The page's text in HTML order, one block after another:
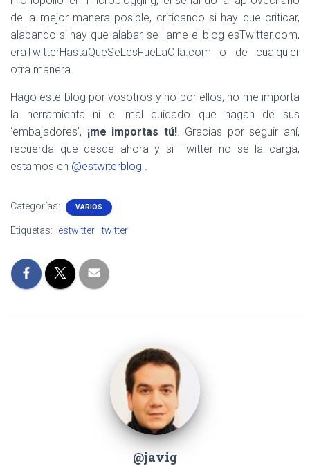
de la mejor manera posible, criticando si hay que criticar,
alabando si hay que alabar, se llame el blog esTwitter.com,
eraTwitterHastaQueSeLesFueLaOlla.com o de cualquier
otra manera.
Hago este blog por vosotros y no por ellos, no me importa
la herramienta ni el mal cuidado que hagan de sus
‘embajadores’, ¡me importas tú!. Gracias por seguir ahí,
recuerda que desde ahora y si Twitter no se la carga,
estamos en @estwiterblog .
Categorías: VARIOS
Etiquetas: estwitter twitter
@javig